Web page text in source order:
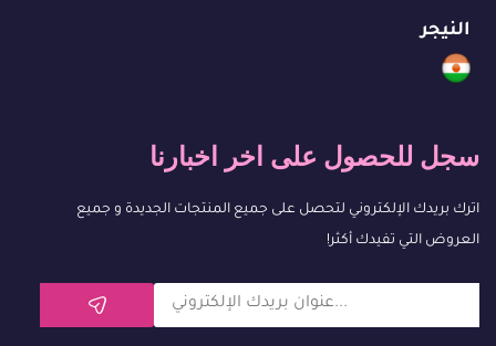
النيجر
سجل للحصول على اخر اخبارنا
اترك بريدك الإلكتروني لتحصل على جميع المنتجات الجديدة و جميع
العروض التي تفيدك أكثر!